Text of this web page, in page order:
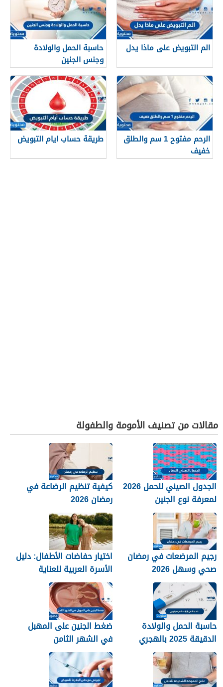
الم التبويض على ماذا يدل
حاسبة الحمل والولادة
وجنس الجنين
الرحم مفتوح 1 سم والطلق
خفيف
طريقة حساب ايام التبويض
مقالات من تصنيف الأمومة والطفولة
الجدول الصيني للحمل 2026
لمعرفة نوع الجنين
كيفية تنظيم الرضاعة في
رمضان 2026
رجيم المرضعات في رمضان
صحي وسهل 2026
اختيار حفاضات الأطفال: دليل
الأسرة العربية للعناية
والراحة
حاسبة الحمل والولادة
الدقيقة 2025 بالهجري
ضغط الجنين على المهبل
في الشهر الثامن